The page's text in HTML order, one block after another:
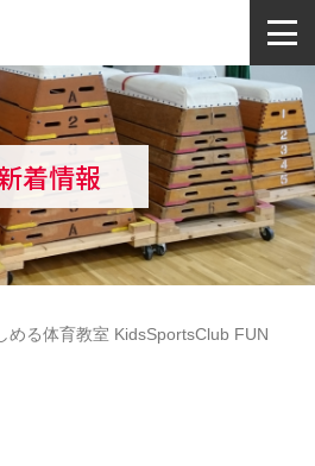
着情報
める体育教室 KidsSportsClub FUN